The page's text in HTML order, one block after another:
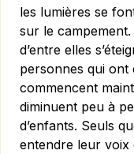
les lumières se
sur le
d’entre elles
personnes qui ont
commencent
diminuent peu à
d’enfants. Seuls
entendre leur voix